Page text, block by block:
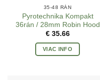
35-48 RÁN
Pyrotechnika Kompakt
36rán / 28mm Robin Hood
€35.66
VIAC INFO